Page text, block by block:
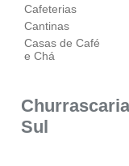
Cafeterias
Cantinas
Casas de Café
e Chá
Sul